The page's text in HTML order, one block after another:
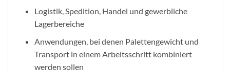
Logistik, Spedition, Handel und gewerbliche
Lagerbereiche
Anwendungen, bei denen Palettengewicht und
Transport in einem Arbeitsschritt kombiniert
werden sollen